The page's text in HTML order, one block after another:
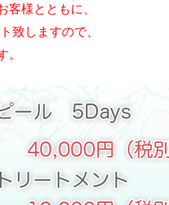
客様とともに、
致しますので、
。